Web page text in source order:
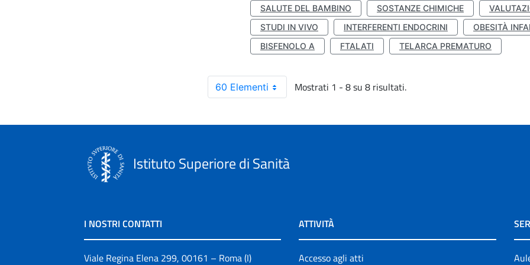
SALUTE DEL BAMBINO
SOSTANZE CHIMICHE
STUDI IN VIVO
INTERFERENTI ENDOCRINI OBESITÀ
BISFENOLO A
FTALATI TELARCA PREMATURO
60 Elementi Mostrati 1 - 8 su 8 risultati.
Istituto Superiore di Sanità
I NOSTRI CONTATTI
Viale Regina Elena 299, 00161 – Roma (I)
ATTIVITÀ
Accesso agli atti